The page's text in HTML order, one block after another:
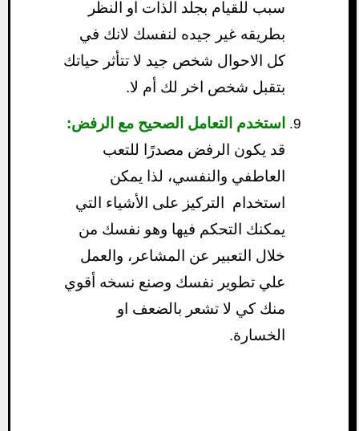
سبب للقيام بجلد الذات او النظر
بطريقه غير جيده لنفسك لانك في
كل الاحوال شخص جيد لا تتأثر حياتك
بتقبل شخص اخر لك أم لا.
استخدم التعامل الصحيح مع الرفض:
قد يكون الرفض مصدرًا للتعب
العاطفي والنفسي، لذا يمكن
استخدام التركيز على الأشياء التي
يمكنك التحكم فيها وهو نفسك من
خلال التعبير عن المشاعر، والعمل
علي تطوير نفسك وصنع نسخه أقوي
منك كي لا تشعر بالضعف او
الخسارة.